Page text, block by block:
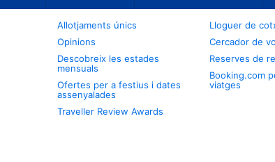
Allotjaments únics
Opinions
Descobreix les estades
mensuals
Ofertes per a festius i dates
assenyalades
Traveller Review Awards
Lloguer de
Cercador de
Reserves de
Booking.com
viatges